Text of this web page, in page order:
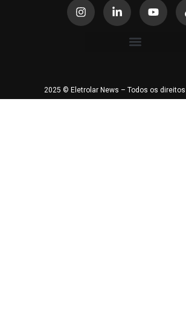
2025 © Eletrolar News – Todos os